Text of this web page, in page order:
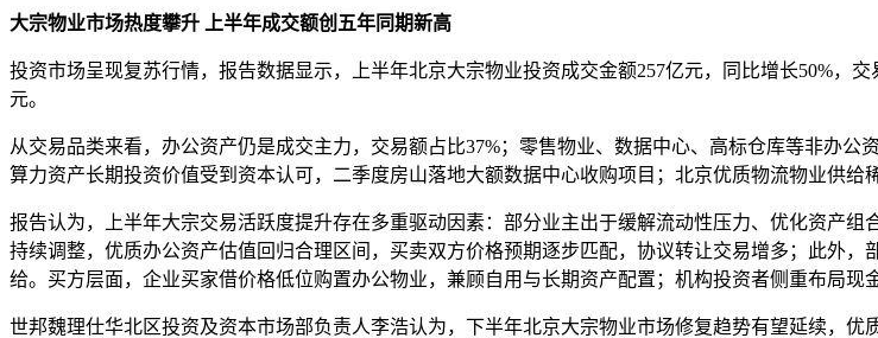
大宗物业市场热度攀升 上半年成交额创五年同期新高
投资市场呈现复苏行情，报告数据显示，上半年北京大宗物业投资成交金额257亿元，同比增长50%，
元。
从交易品类来看，办公资产仍是成交主力，交易额占比37%；零售物业、数据中心、高标仓库等非办
算力资产长期投资价值受到资本认可，二季度房山落地大额数据中心收购项目；北京优质物流物业供给
报告认为，上半年大宗交易活跃度提升存在多重驱动因素：部分业主出于缓解流动性压力、优化资产
持续调整，优质办公资产估值回归合理区间，买卖双方价格预期逐步匹配，协议转让交易增多；此外
给。买方层面，企业买家借价格低位购置办公物业，兼顾自用与长期资产配置；机构投资者侧重布局
世邦魏理仕华北区投资及资本市场部负责人李浩认为，下半年北京大宗物业市场修复趋势有望延续，